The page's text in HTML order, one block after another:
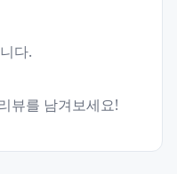
다.
뷰를 남겨보세요!